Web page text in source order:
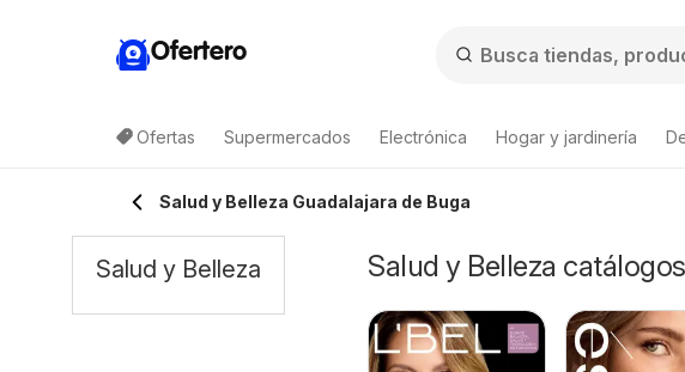
Ofertero
Ofertas Supermercados Electrónica Hogar y jardinería
Salud y Belleza Guadalajara de Buga
Salud y Belleza
Salud y Belleza